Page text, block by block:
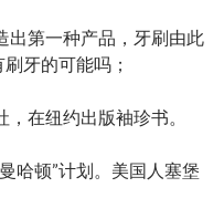
出第一种产品，牙刷由此
牙的可能吗；
在纽约出版袖珍书。
哈顿”计划。美国人塞堡